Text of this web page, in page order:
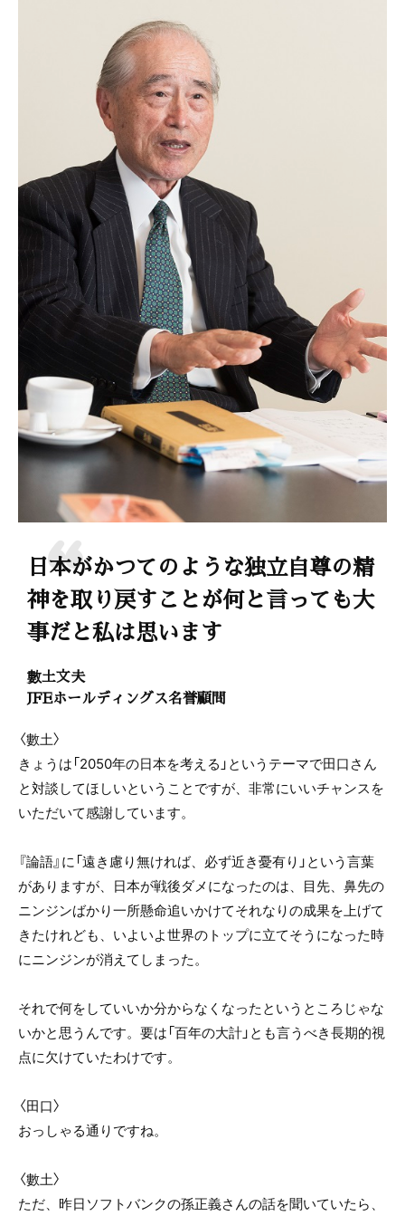
日本がかつてのような独立自尊の精
神を取り戻すことが何と言っても大
事だと私は思います
數土文夫
JFEホールディングス名誉顧問
〈數土〉
きょうは「2050年の日本を考える」というテーマで田口さん
と対談してほしいということですが、非常にいいチャンスを
いただいて感謝しています。
『論語』に「遠き慮り無ければ、必ず近き憂有り」という言葉
がありますが、日本が戦後ダメになったのは、目先、鼻先の
ニンジンばかり一所懸命追いかけてそれなりの成果を上げて
きたけれども、いよいよ世界のトップに立てそうになった時
にニンジンが消えてしまった。
それで何をしていいか分からなくなったというところじゃな
いかと思うんです。要は「百年の大計」とも言うべき長期的視
点に欠けていたわけです。
〈田口〉
おっしゃる通りですね。
〈數土〉
ただ、昨日ソフトバンクの孫正義さんの話を聞いていたら、